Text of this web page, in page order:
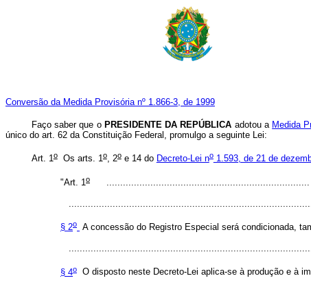
Conversão da Medida Provisória nº 1.866-3, de 1999
Faço saber que o PRESIDENTE DA REPÚBLICA adotou a Medida
único do art. 62 da Constituição Federal, promulgo a seguinte Lei:
Art. 1oOs arts. 1o, 2oe 14 do Decreto-Lei no1.593, de 21 de
"Art. 1 o
§ 2o A concessão do Registro Especial será condicionada,
§ 4o O disposto neste Decreto-Lei aplica-se à produção e à